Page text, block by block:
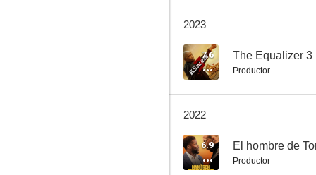
7.2
2023
7.6 The Equalizer 3
Productor
2022
6.9 El hombre de
Productor